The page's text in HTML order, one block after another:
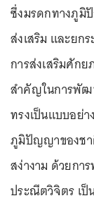
ซึ่งมรดกทางภู
ส่งเสริม และยก
การส่งเสริมศัก
สำคัญในการพัฒ
ทรงเป็นแบบอย่
ภูมิปัญญาของชา
สง่างาม ด้วยก
ประณีตวิจิตร เป็